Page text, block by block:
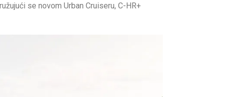
se novom Urban Cruiseru, C-HR+